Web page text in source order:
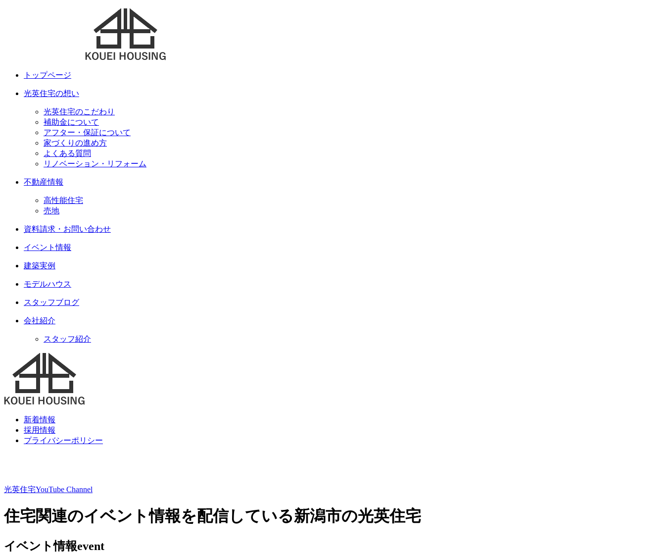
トップページ
光英住宅の想い
光英住宅のこだわり
補助金について
アフター・保証について
家づくりの進め方
よくある質問
リノベーション・リフォーム
不動産情報
高性能住宅
売地
資料請求・お問い合わせ
イベント情報
建築実例
モデルハウス
スタッフブログ
会社紹介
スタッフ紹介
新着情報
採用情報
プライバシーポリシー
光英住宅YouTube Channel
住宅関連のイベント情報を配信している新潟市の光英住宅
イベント情報event